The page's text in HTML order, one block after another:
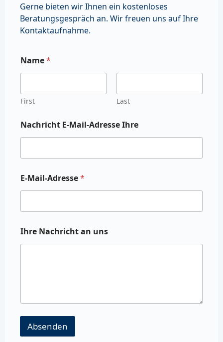
Gerne bieten wir Ihnen ein kostenloses
Beratungsgespräch an. Wir freuen uns auf Ihre
Kontaktaufnahme.
Name*
First Last
Nachricht E-Mail-Adresse Ihre
E-Mail-Adresse*
Ihre Nachricht an uns
Absenden